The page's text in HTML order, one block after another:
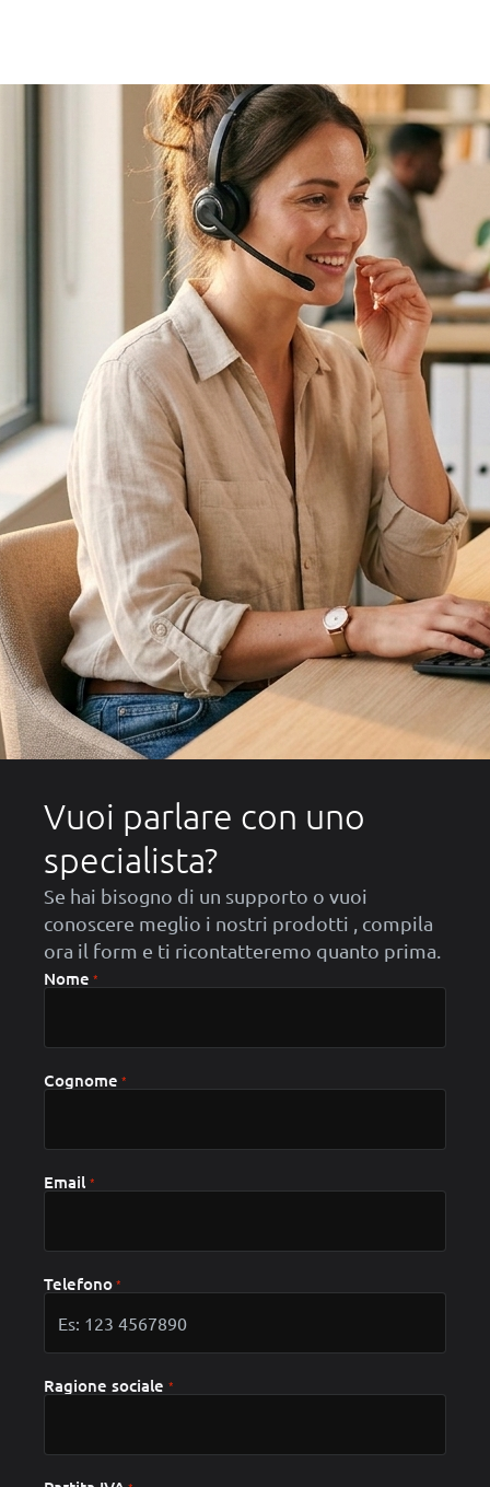
Vuoi parlare con uno
specialista?
Se hai bisogno di un supporto o vuoi
conoscere meglio i nostri prodotti , compila
ora il form e ti ricontatteremo quanto prima.
Nome
Cognome
Email
Telefono
Ragione sociale